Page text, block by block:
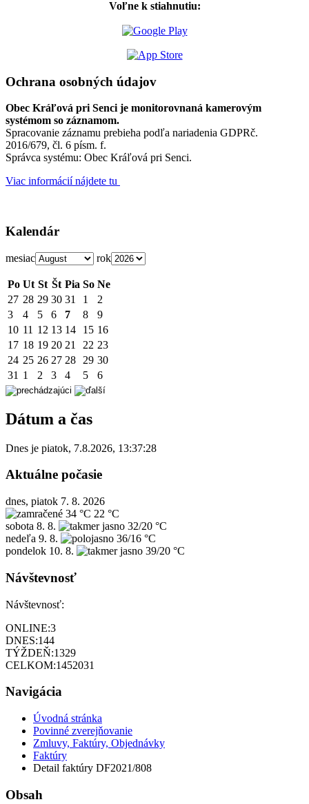
Voľne k stiahnutiu:
Ochrana osobných údajov
Obec Kráľová pri Senci je monitorovnaná kamerovým
systémom so záznamom.
Spracovanie záznamu prebieha podľa nariadenia GDPRč.
2016/679, čl. 6 písm. f.
Správca systému: Obec Kráľová pri Senci.
Viac informácií nájdete tu
Kalendár
mesiac rok
Po Ut St Št Pia So Ne
27 28 29 30 31 1
2
3
4 5 6 7 8
9
10 11 12 13 14 15 16
17 18 19 20 21 22 23
24 25 26 27 28 29 30
31 1 2 3 4 5 6
Dátum a čas
Dnes je piatok, 7.8.2026, 13:37:28
Aktuálne počasie
dnes, piatok 7. 8. 2026
34 °C 22 °C
sobota 8. 8.
32/20 °C
nedeľa 9. 8.
36/16 °C
pondelok 10. 8. 39/20 °C
Návštevnosť
Návštevnosť:
ONLINE:3
DNES:144
TÝŽDEŇ:1329
CELKOM:1452031
Navigácia
Úvodná stránka
Povinné zverejňovanie
Zmluvy, Faktúry, Objednávky
Faktúry
Detail faktúry DF2021/808
Obsah